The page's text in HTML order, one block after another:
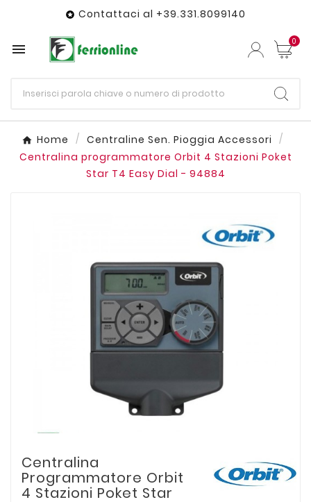
 Contattaci al +39.331.8099140
 0
Home
Centraline Sen. Pioggia Accessori
Centralina programmatore Orbit 4 Stazioni Poket
Star T4 Easy Dial - 94884
Centralina
Programmatore Orbit
4 Stazioni Poket Star